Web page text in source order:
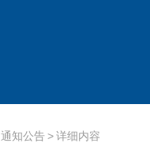
通知公告>详细内容